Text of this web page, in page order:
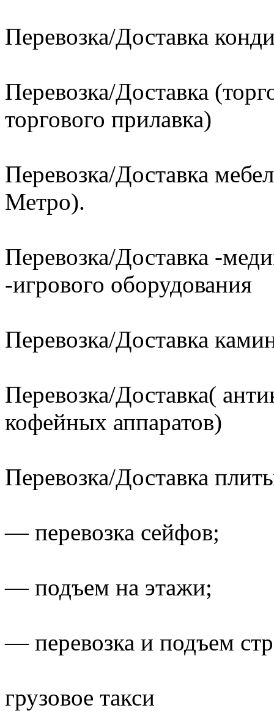
Перевозка/Доставка
Перевозка/Доставка
торгового прилавка)
Перевозка/Доставка
Метро).
Перевозка/Доставка -
-игрового оборудования
Перевозка/Доставка
Перевозка/Доставка(
кофейных аппаратов)
Перевозка/Доставка
— перевозка сейфов;
— подъем на этажи;
— перевозка и подъем
грузовое такси